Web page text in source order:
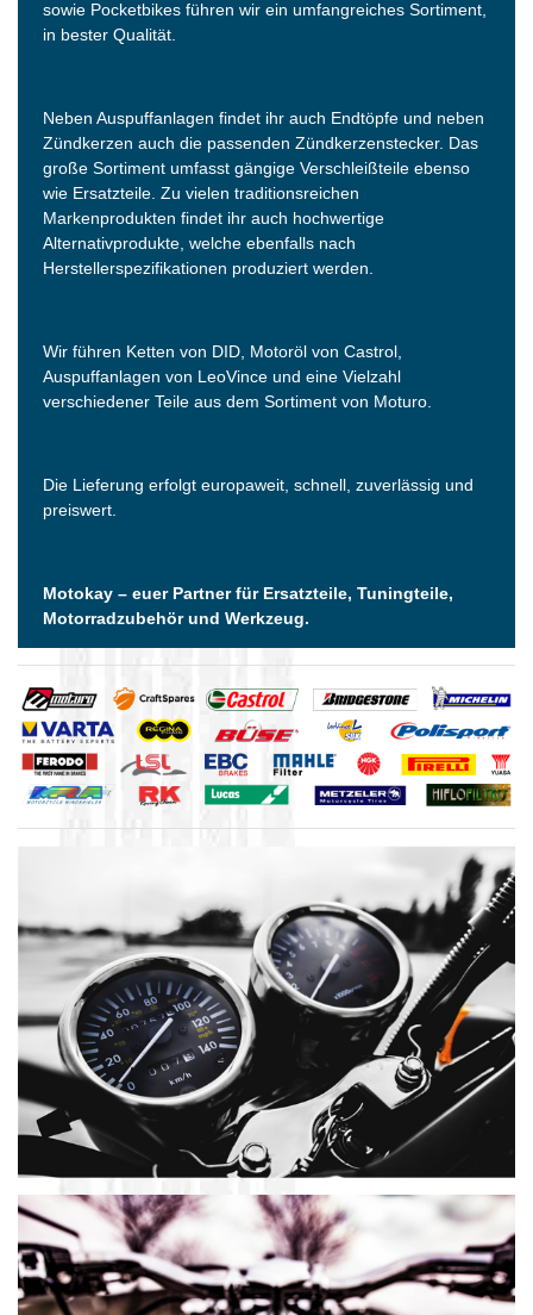
sowie Pocketbikes führen wir ein umfangreiches Sortiment,
in bester Qualität.
Neben Auspuffanlagen findet ihr auch Endtöpfe und neben
Zündkerzen auch die passenden Zündkerzenstecker. Das
große Sortiment umfasst gängige Verschleißteile ebenso
wie Ersatzteile. Zu vielen traditionsreichen
Markenprodukten findet ihr auch hochwertige
Alternativprodukte, welche ebenfalls nach
Herstellerspezifikationen produziert werden.
Wir führen Ketten von DID, Motoröl von Castrol,
Auspuffanlagen von LeoVince und eine Vielzahl
verschiedener Teile aus dem Sortiment von Moturo.
Die Lieferung erfolgt europaweit, schnell, zuverlässig und
preiswert.
Motokay – euer Partner für Ersatzteile, Tuningteile,
Motorradzubehör und Werkzeug.